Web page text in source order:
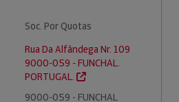
Soc. Por Quotas
Rua Da Alfândega Nr. 109
9000-059 - FUNCHAL.
PORTUGAL.
9000-059 - FUNCHAL